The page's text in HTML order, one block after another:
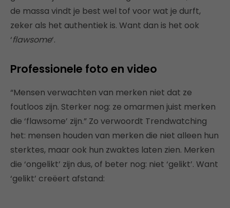
de massa vindt je best wel tof voor wat je durft,
zeker als het authentiek is. Want dan is het ook
‘flawsome‘.
Professionele foto en video
“Mensen verwachten van merken niet dat ze
foutloos zijn. Sterker nog: ze omarmen juist merken
die ‘flawsome’ zijn.” Zo verwoordt Trendwatching
het: mensen houden van merken die niet alleen hun
sterktes, maar ook hun zwaktes laten zien. Merken
die ‘ongelikt’ zijn dus, of beter nog: niet ‘gelikt’. Want
‘gelikt’ creëert afstand: